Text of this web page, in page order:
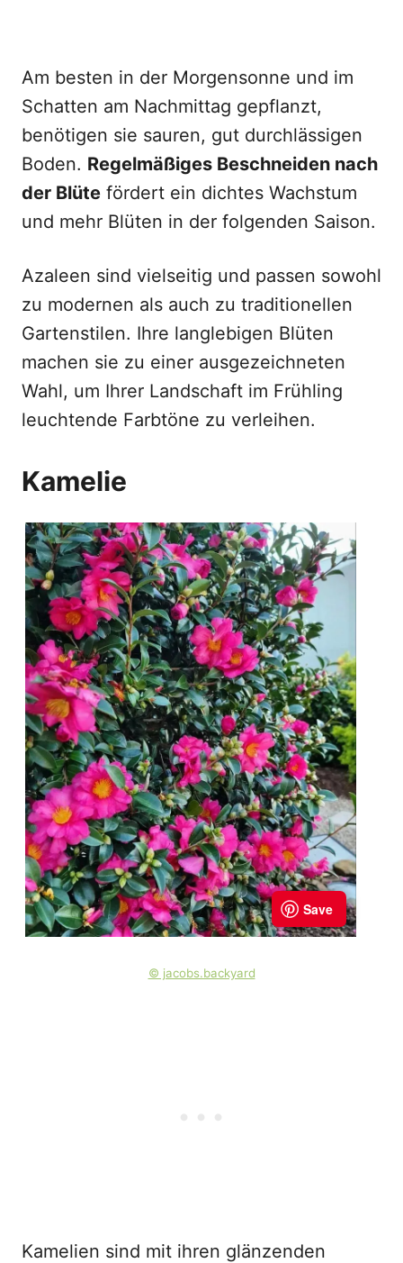
Am besten in der Morgensonne und im
Schatten am Nachmittag gepflanzt,
benötigen sie sauren, gut durchlässigen
Boden. Regelmäßiges Beschneiden nach
der Blüte fördert ein dichtes Wachstum
und mehr Blüten in der folgenden Saison.
Azaleen sind vielseitig und passen sowohl
zu modernen als auch zu traditionellen
Gartenstilen. Ihre langlebigen Blüten
machen sie zu einer ausgezeichneten
Wahl, um Ihrer Landschaft im Frühling
leuchtende Farbtöne zu verleihen.
Kamelie
© jacobs.backyard
Kamelien sind mit ihren glänzenden